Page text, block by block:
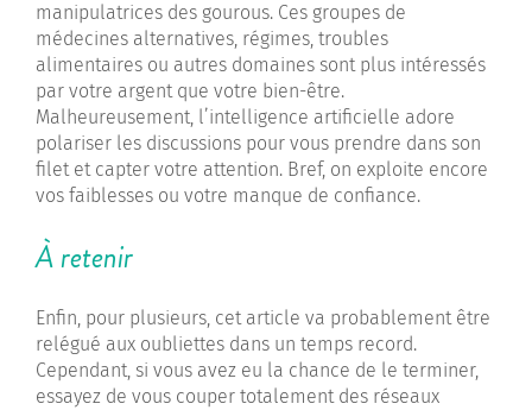
manipulatrices des gourous. Ces groupes de
médecines alternatives, régimes, troubles
alimentaires ou autres domaines sont plus intéressés
par votre argent que votre bien-être.
Malheureusement, l’intelligence artificielle adore
polariser les discussions pour vous prendre dans son
filet et capter votre attention. Bref, on exploite encore
vos faiblesses ou votre manque de confiance.
À retenir
Enfin, pour plusieurs, cet article va probablement être
relégué aux oubliettes dans un temps record.
Cependant, si vous avez eu la chance de le terminer,
essayez de vous couper totalement des réseaux